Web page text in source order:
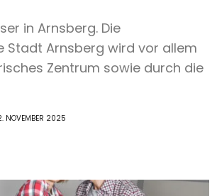
in Arnsberg. Die
Stadt Arnsberg wird vor allem
Zentrum sowie durch die
NOVEMBER 2025